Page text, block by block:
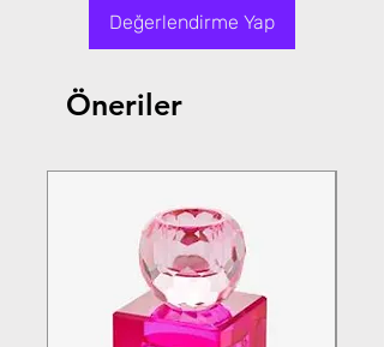
Değerlendirme Yap
Öneriler